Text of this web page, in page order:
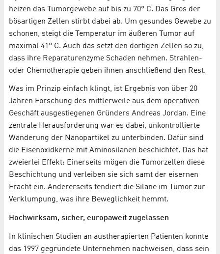
heizen das Tumorgewebe auf bis zu 70° C. Das Gros der
bösartigen Zellen stirbt dabei ab. Um gesundes Gewebe zu
schonen, steigt die Temperatur im äußeren Tumor auf
maximal 41° C. Auch das setzt den dortigen Zellen so zu,
dass ihre Reparaturenzyme Schaden nehmen. Strahlen-
oder Chemotherapie geben ihnen anschließend den Rest.
Was im Prinzip einfach klingt, ist Ergebnis von über 20
Jahren Forschung des mittlerweile aus dem operativen
Geschäft ausgestiegenen Gründers Andreas Jordan. Eine
zentrale Herausforderung war es dabei, unkontrollierte
Wanderung der Nanopartikel zu unterbinden. Dafür sind
die Eisenoxidkerne mit Aminosilanen beschichtet. Das hat
zweierlei Effekt: Einerseits mögen die Tumorzellen diese
Beschichtung und verleiben sie sich samt der eisernen
Fracht ein. Andererseits tendiert die Silane im Tumor zur
Verklumpung, was ihre Beweglichkeit hemmt.
Hochwirksam, sicher, europaweit zugelassen
In klinischen Studien an austherapierten Patienten konnte
das 1997 gegründete Unternehmen nachweisen, dass sein